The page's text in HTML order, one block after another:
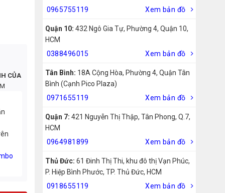
0965755119
Xem bản đồ
Quận 10: 432 Ngô Gia Tự, Phường 4, Quận 10,
HCM
0388496015
Xem bản đồ
Tân Bình: 18A Cộng Hòa, Phường 4, Quận Tân
Bình (Cạnh Pico Plaza)
0971655119
Xem bản đồ
Quận 7: 421 Nguyễn Thị Thập, Tân Phong, Q.7,
HCM
0964981899
Xem bản đồ
Thủ Đức: 61 Đinh Thị Thi, khu đô thị Vạn Phúc,
P. Hiệp Bình Phước, TP. Thủ Đức, HCM
0918655119
Xem bản đồ
CỦA